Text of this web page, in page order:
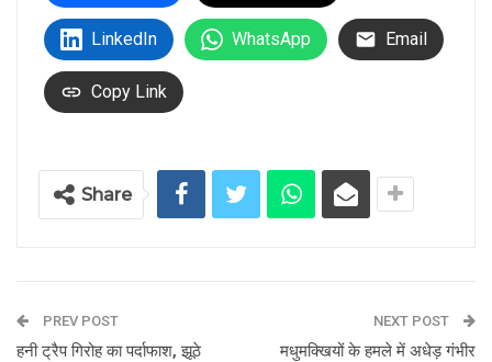
LinkedIn WhatsApp Email
Copy Link
Share
PREV POST
हनी ट्रैप गिरोह का पर्दाफाश, झूठे
NEXT POST
मधुमक्खियों के हमले में अधेड़ गंभीर